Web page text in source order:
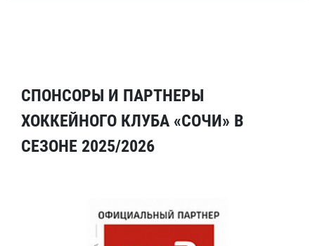
СПОНСОРЫ И ПАРТНЕРЫ
ХОККЕЙНОГО КЛУБА «СОЧИ» В
СЕЗОНЕ 2025/2026